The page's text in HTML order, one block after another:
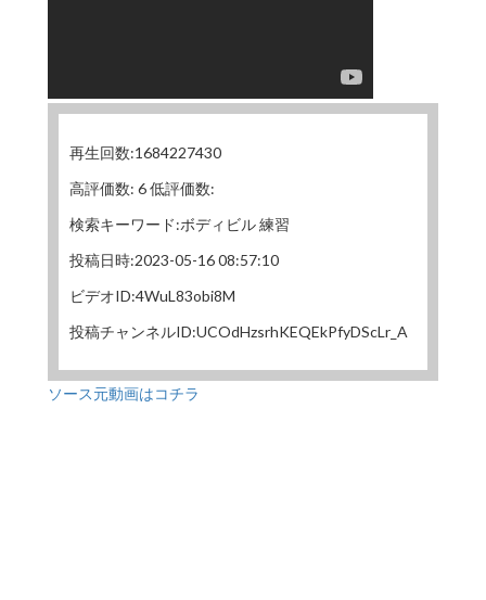
再生回数:1684227430
高評価数: 6 低評価数:
検索キーワード:ボディビル 練習
投稿日時:2023-05-16 08:57:10
ビデオID:4WuL83obi8M
投稿チャンネルID:UCOdHzsrhKEQEkPfyDScLr_A
ソース元動画はコチラ